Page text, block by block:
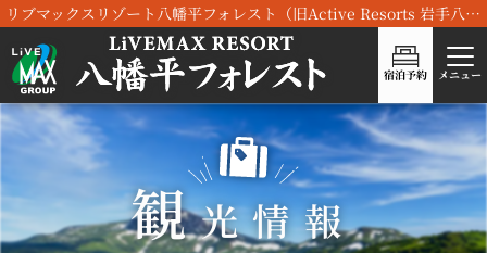
リブマックスリゾート八幡平フォレスト（旧Active Resorts 岩手八幡平）が、リブランドOPEN！
宿泊予約 メニュー
観光情報